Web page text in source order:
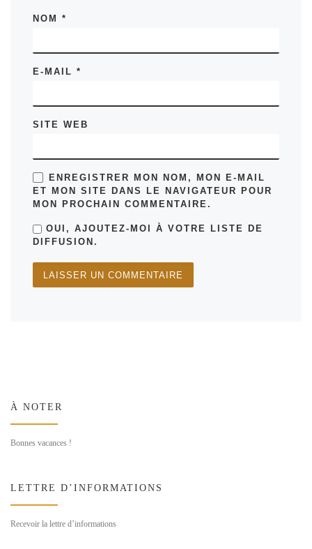
NOM*
E-MAIL*
SITE WEB
ENREGISTRER MON NOM, MON E-MAIL
ET MON SITE DANS LE NAVIGATEUR POUR
MON PROCHAIN COMMENTAIRE.
OUI, AJOUTEZ-MOI À VOTRE LISTE DE
DIFFUSION.
À NOTER
Bonnes vacances !
LETTRE D’INFORMATIONS
Recevoir la lettre d’informations